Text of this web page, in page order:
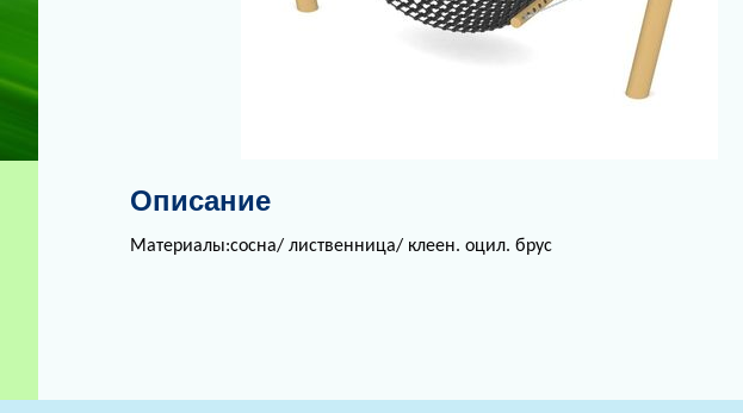
Описание
Материалы:сосна/ лиственница/ клеен. оцил. брус